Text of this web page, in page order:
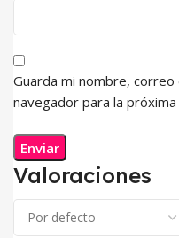
Valoraciones
Guarda mi nombre,
navegador para la